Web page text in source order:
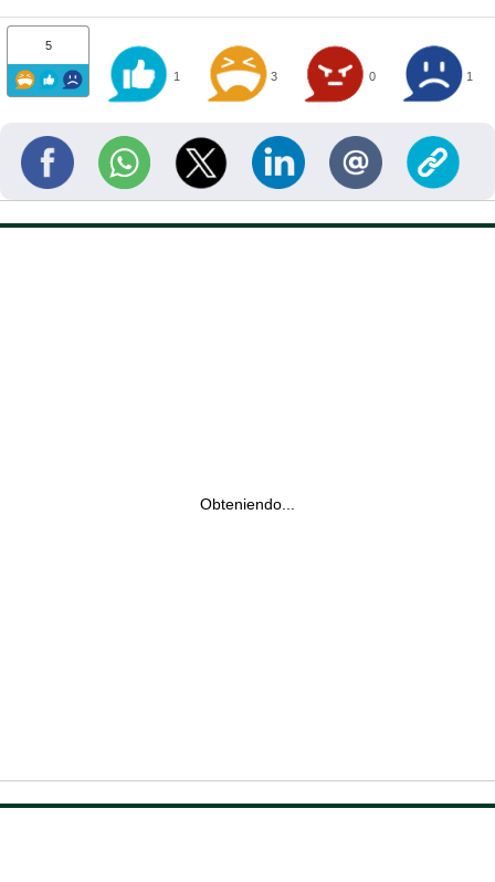
5
1 3 0 1
Obteniendo...